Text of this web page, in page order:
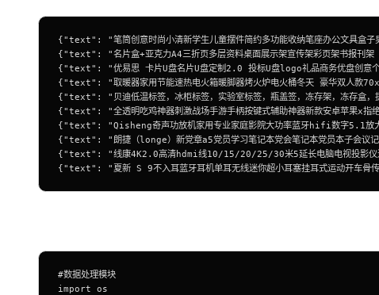
{"text": "笔筒创意时尚小清新学生儿童摆件简约多功能收
{"text": "名片盒+亚克力A4三折页多层资料桌面展示架宣
{"text": "优易思 卡片U盘名片U盘定制2.0 投标U盘logo礼
{"text": "取暖器家用节能速热电火箱暖脚器烤火炉电火桶
{"text": "贝迪低温标签，冰柜标签，实验室标签，瓶盖签
{"text": "全透明吃鸡神器刺激战场手游手柄按键式辅助神器
{"text": "Qisheng奇声功放机家用专业家庭影院大功率蓝
{"text": "朗捷（longe）新党章a5党员学习笔记本党会笔
{"text": "线康4K2.0高清hdmi线10/15/20/25/30米5延长电
{"text": "夏新 S 9不入耳蓝牙耳机单耳无线迷你超小耳塞挂
#数据处理模块
import os